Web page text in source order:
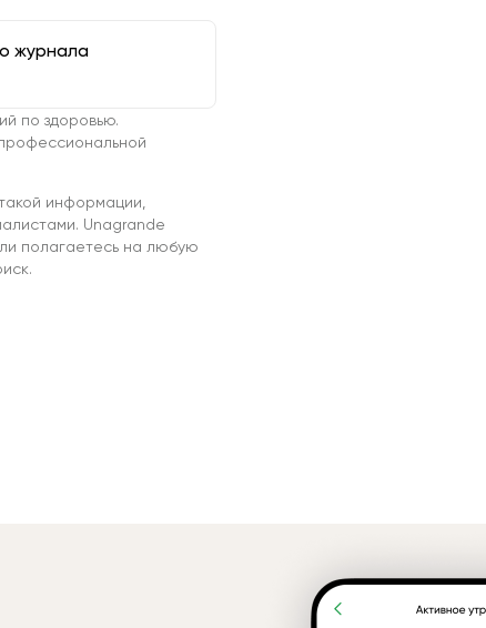
журнала
по здоровью.
информации,
Unagrande
полагаетесь на любую